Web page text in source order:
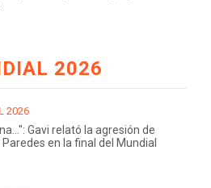
2026
2026
Gavi relató la agresión de
Paredes en la final del Mundial